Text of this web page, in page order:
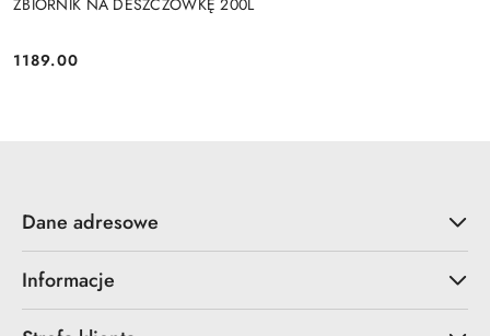
ZBIORNIK NA DESZCZÓWKĘ 200L
Cena:
1189.00
Dane adresowe
Informacje